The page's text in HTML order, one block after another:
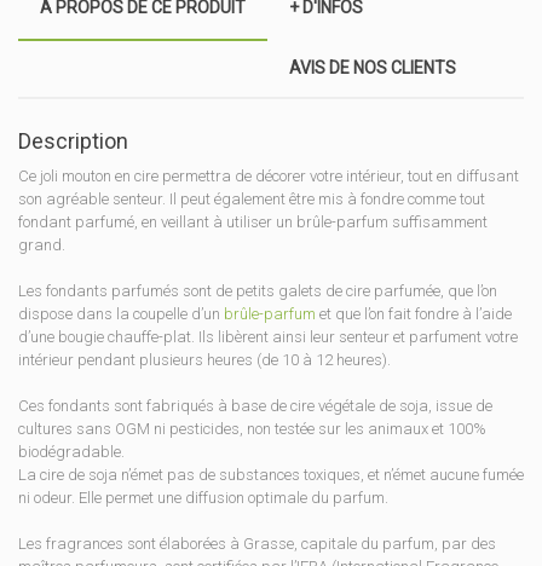
A PROPOS DE CE PRODUIT + D'INFOS
AVIS DE NOS CLIENTS
Description
Ce joli mouton en cire permettra de décorer votre intérieur, tout en diffusant
son agréable senteur. Il peut également être mis à fondre comme tout
fondant parfumé, en veillant à utiliser un brûle-parfum suffisamment
grand.
Les fondants parfumés sont de petits galets de cire parfumée, que l’on
dispose dans la coupelle d’un brûle-parfum et que l’on fait fondre à l’aide
d’une bougie chauffe-plat. Ils libèrent ainsi leur senteur et parfument votre
intérieur pendant plusieurs heures (de 10 à 12 heures).
Ces fondants sont fabriqués à base de cire végétale de soja, issue de
cultures sans OGM ni pesticides, non testée sur les animaux et 100%
biodégradable.
La cire de soja n’émet pas de substances toxiques, et n’émet aucune fumée
ni odeur. Elle permet une diffusion optimale du parfum.
Les fragrances sont élaborées à Grasse, capitale du parfum, par des